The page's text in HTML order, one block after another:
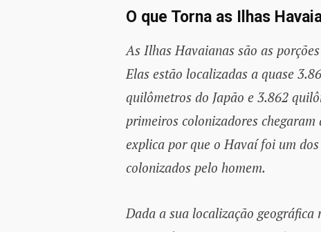
O que Torna as Ilhas
As Ilhas Havaianas são as
Elas estão localizadas a quase
quilômetros do Japão e 3.862
primeiros colonizadores
explica por que o Havaí foi um
colonizados pelo homem.
Dada a sua localização